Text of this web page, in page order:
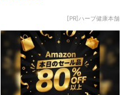
[PR]ハーブ健康本舗